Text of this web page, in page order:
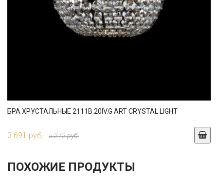
БРА ХРУСТАЛЬНЫЕ 2111B.20IV.G ART CRYSTAL LIGHT
3 691 руб. 5 272 руб.
ПОХОЖИЕ ПРОДУКТЫ